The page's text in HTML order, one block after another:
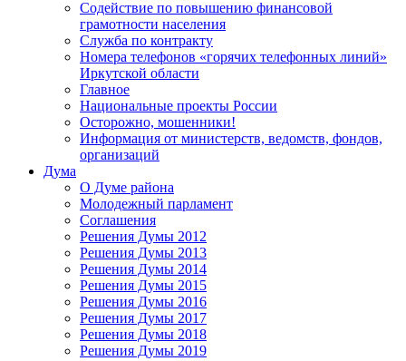
Содействие по повышению финансовой
грамотности населения
Служба по контракту
Номера телефонов «горячих телефонных линий»
Иркутской области
Главное
Национальные проекты России
Осторожно, мошенники!
Информация от министерств, ведомств, фондов,
организаций
Дума
О Думе района
Молодежный парламент
Соглашения
Решения Думы 2012
Решения Думы 2013
Решения Думы 2014
Решения Думы 2015
Решения Думы 2016
Решения Думы 2017
Решения Думы 2018
Решения Думы 2019